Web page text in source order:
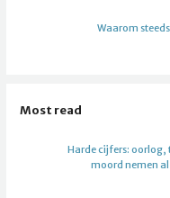
Waarom
Most read
Harde cijfers: oorlog,
moord nemen